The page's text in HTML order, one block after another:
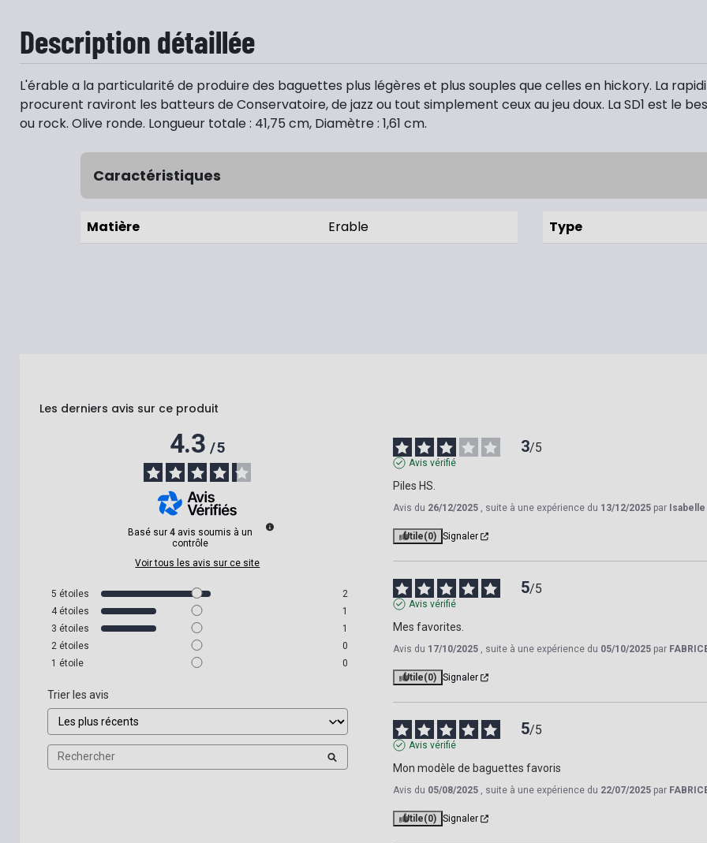
Description détaillée
L'érable a la particularité de produire des baguettes plus légères et plus souples que celles en hickory. La
procurent raviront les batteurs de Conservatoire, de jazz ou tout simplement ceux au jeu doux. La SD1 est le
ou rock. Olive ronde. Longueur totale : 41,75 cm, Diamètre : 1,61 cm.
Caractéristiques
Matière Erable Type
Les derniers avis sur ce produit
4.3/5
Basé sur4 avis soumis à un
contrôle
Voir tous les avis sur ce site
5 étoiles
2
4 étoiles
1
3 étoiles
1
2 étoiles
0
1 étoile 0
Trier les avis
3/5
Avis vérifié
Piles HS.
Avis du 26/12/2025 , suite à une expérience du 13/12/2025 par Isabelle
Utile(0) Signaler
5/5
Avis vérifié
Mes favorites.
Avis du 17/10/2025 , suite à une expérience du 05/10/2025 par
Utile(0) Signaler
5/5
Avis vérifié
Mon modèle de baguettes favoris
Avis du 05/08/2025 , suite à une expérience du 22/07/2025 par
Utile(0) Signaler